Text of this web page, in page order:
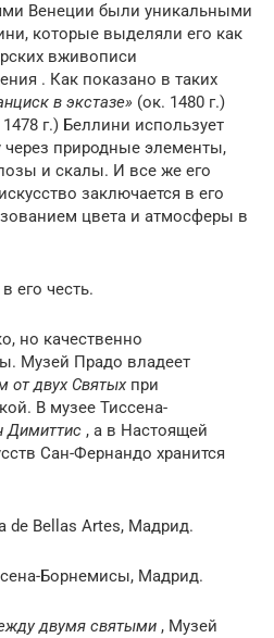
Венеции были уникальными
которые выделяли его как
вживописи
. Как показано в таких
в экстазе» (ок. 1480 г.)
1478 г.) Беллини использует
природные элементы,
и скалы. И все же его
заключается в его
цвета и атмосферы в
его честь.
но качественно
Музей Прадо владеет
от двух Святых при
В музее Тиссена-
Димиттис , а в Настоящей
Сан-Фернандо хранится
de Bellas Artes, Мадрид.
Борнемисы, Мадрид.
двумя святыми , Музей